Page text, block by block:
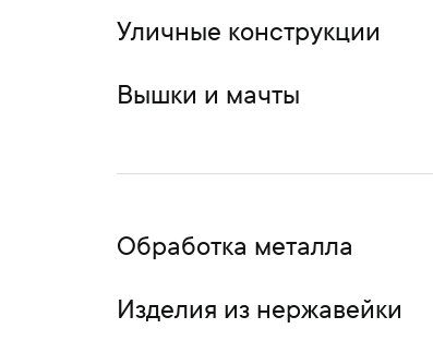
Уличные конструкции
Вышки и мачты
Обработка металла
Изделия из нержавейки